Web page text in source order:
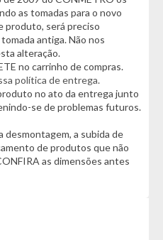
e bicicletas
DICAS ;)
cliente, que deverá se
com os limites espaciais
as tomadas para o novo
produto, será preciso
antiga. Não nos
alteração.
no carrinho de compras.
política de entrega.
no ato da entrega junto
se de problemas futuros.
desmontagem, a subida de
de produtos que não
as dimensões antes